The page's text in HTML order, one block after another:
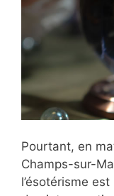
Pourtant, en
Champs-sur-
l’ésotérisme